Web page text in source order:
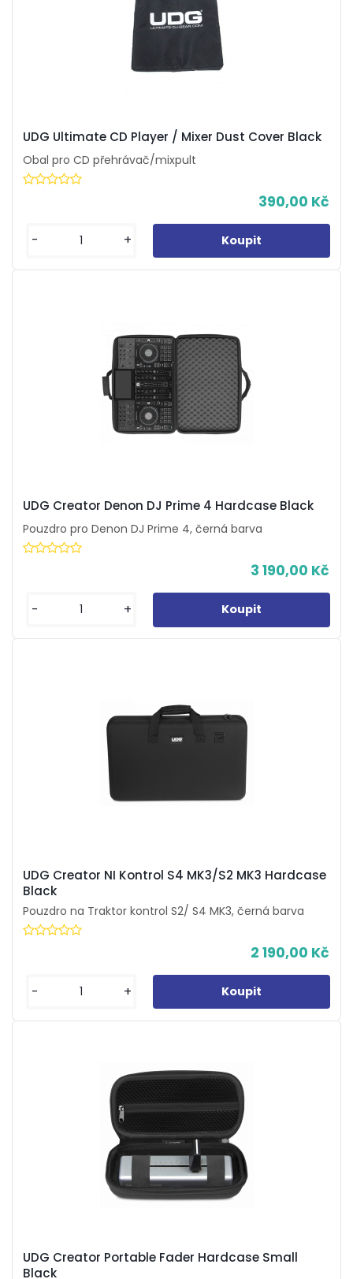
UDG Ultimate CD Player / Mixer Dust Cover Black
Obal pro CD přehrávač/mixpult
390,00 Kč
- +
UDG Creator Denon DJ Prime 4 Hardcase Black
Pouzdro pro Denon DJ Prime 4, černá barva
3 190,00 Kč
- +
UDG Creator NI Kontrol S4 MK3/S2 MK3 Hardcase
Black
Pouzdro na Traktor kontrol S2/ S4 MK3, černá barva
2 190,00 Kč
- +
UDG Creator Portable Fader Hardcase Small
Black